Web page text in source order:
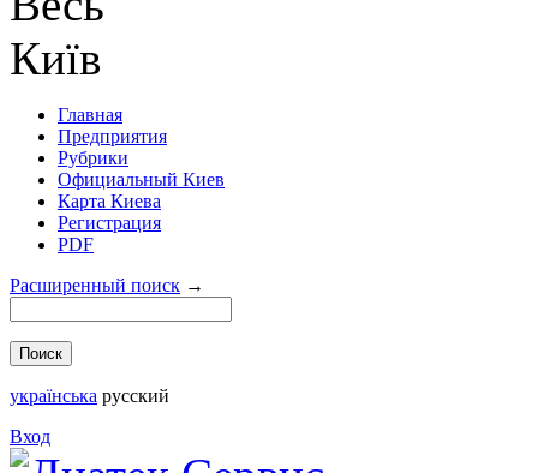
Главная
Предприятия
Рубрики
Официальный Киев
Карта Киева
Регистрация
PDF
Расширенный поиск →
українська русский
Вход